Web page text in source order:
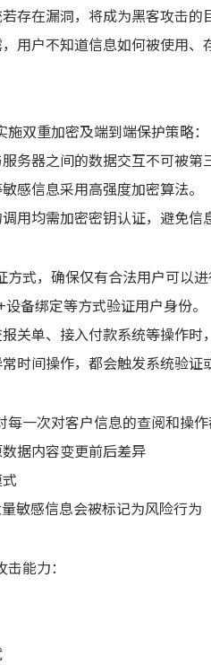
存在漏洞，将成为黑客攻击的
用户不知道信息如何被使用、
双重加密及端到端保护策略：
务器之间的数据交互不可被第
感信息采用高强度加密算法。
用均需加密密钥认证，避免信
式，确保仅有合法用户可以进
备绑定等方式验证用户身份。
关单、接入付款系统等操作时
时间操作，都会触发系统验证
一次对客户信息的查阅和操作
据内容变更前后差异
敏感信息会被标记为风险行为
能力：